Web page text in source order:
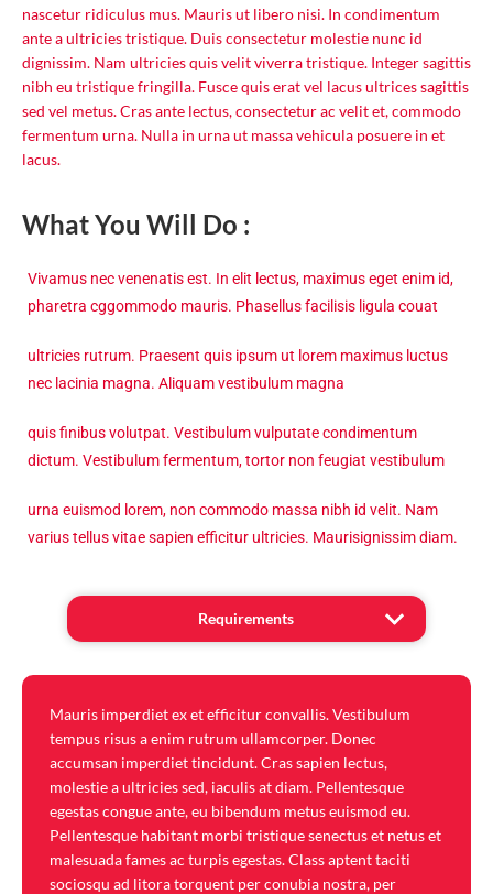
nascetur ridiculus mus. Mauris ut libero nisi. In condimentum
ante a ultricies tristique. Duis consectetur molestie nunc id
dignissim. Nam ultricies quis velit viverra tristique. Integer sagittis
nibh eu tristique fringilla. Fusce quis erat vel lacus ultrices sagittis
sed vel metus. Cras ante lectus, consectetur ac velit et, commodo
fermentum urna. Nulla in urna ut massa vehicula posuere in et
lacus.
What You Will Do :
Vivamus nec venenatis est. In elit lectus, maximus eget enim id,
pharetra cggommodo mauris. Phasellus facilisis ligula couat
ultricies rutrum. Praesent quis ipsum ut lorem maximus luctus
nec lacinia magna. Aliquam vestibulum magna
quis finibus volutpat. Vestibulum vulputate condimentum
dictum. Vestibulum fermentum, tortor non feugiat vestibulum
urna euismod lorem, non commodo massa nibh id velit. Nam
varius tellus vitae sapien efficitur ultricies. Maurisignissim diam.
Requirements
Overview
Mauris imperdiet ex et efficitur convallis. Vestibulum
tempus risus a enim rutrum ullamcorper. Donec
accumsan imperdiet tincidunt. Cras sapien lectus,
molestie a ultricies sed, iaculis at diam. Pellentesque
egestas congue ante, eu bibendum metus euismod eu.
Pellentesque habitant morbi tristique senectus et netus et
malesuada fames ac turpis egestas. Class aptent taciti
sociosqu ad litora torquent per conubia nostra, per